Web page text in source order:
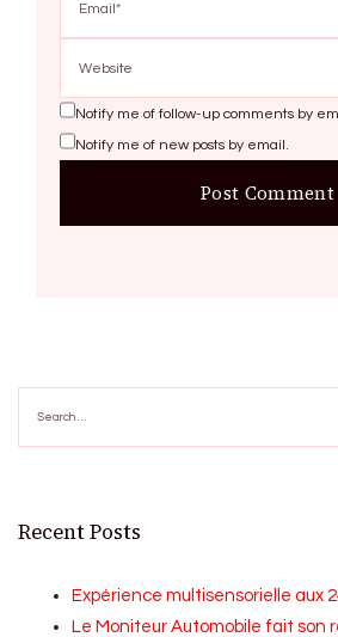
Notify me of follow-up comments by
Notify me of new posts by email.
for:
Recent Posts
Expérience multisensorielle aux
Le Moniteur Automobile fait son